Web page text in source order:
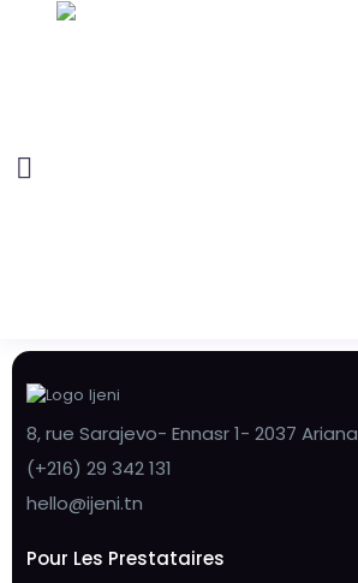
8, rue Sarajevo- Ennasr 1- 2037 Ariana
(+216) 29 342 131
hello@ijeni.tn
Pour Les Prestataires